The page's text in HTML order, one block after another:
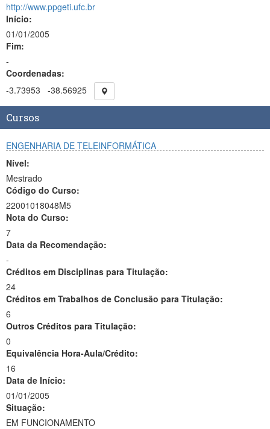
http://www.ppgeti.ufc.br
Início:
01/01/2005
Fim:
-
Coordenadas:
-3.73953
-38.56925
Cursos
ENGENHARIA DE TELEINFORMÁTICA
Nível:
Mestrado
Código do Curso:
22001018048M5
Nota do Curso:
7
Data da Recomendação:
-
Créditos em Disciplinas para Titulação:
24
Créditos em Trabalhos de Conclusão para Titulação:
6
Outros Créditos para Titulação:
0
Equivalência Hora-Aula/Crédito:
16
Data de Início:
01/01/2005
Situação:
EM FUNCIONAMENTO